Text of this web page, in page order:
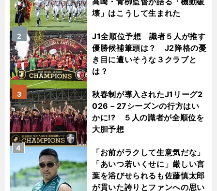
壊」はこうして生まれた
J1全順位予想 識者５人が推す
優勝候補筆頭は？ J2降格の憂
き目に遭いそうな３クラブと
は？
2
秋春制が導入されたJ1リーグ2
026－27シーズンの行方はい
かに!? ５人の識者が全順位を
大胆予想
3
「お前がラクして生意気だな」
「あいつ若いくせに」厳しい言
葉を浴びせられるも佐藤慎太郎
が貫いた誇りとファンへの思い
4